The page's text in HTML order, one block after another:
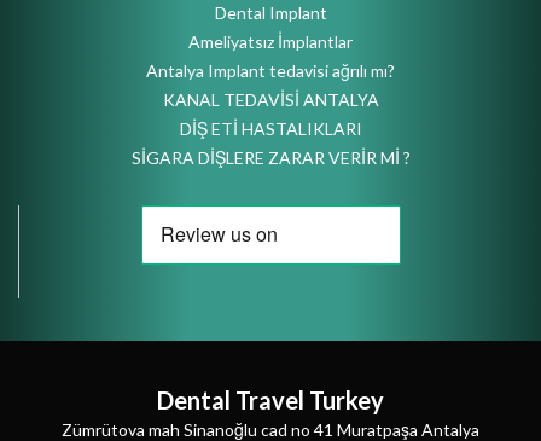
Dental Implant
Ameliyatsız İmplantlar
Antalya Implant tedavisi ağrılı mı?
KANAL TEDAVİSİ ANTALYA
DİŞ ETİ HASTALIKLARI
SİGARA DİŞLERE ZARAR VERİR Mİ ?
Dental Travel Turkey
Zümrütova mah Sinanoğlu cad no 41 Muratpaşa Antalya